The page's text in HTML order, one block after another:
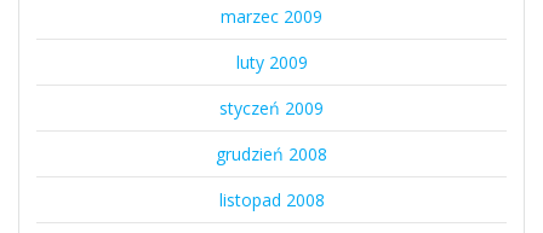
marzec 2009
luty 2009
styczeń 2009
grudzień 2008
listopad 2008